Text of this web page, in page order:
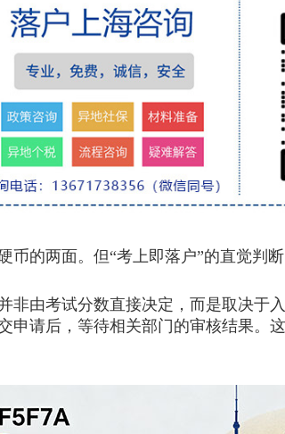
两面。但“考上即落户”的直觉判断
由考试分数直接决定，而是取决于
申请后，等待相关部门的审核结果。